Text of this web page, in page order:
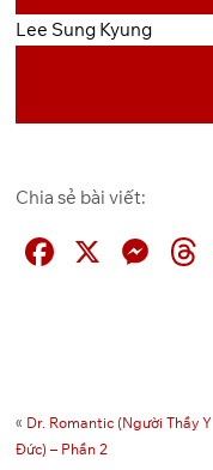
Lee Sung Kyung
Chia sẻ bài viết:
F
o
X
M
n
g
d
s
« Dr. Romantic (Người Thầy Y
Đức) – Phần 2